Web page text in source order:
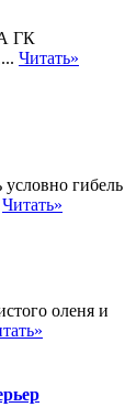
ГК
Читать»
гибель
Читать»
оленя и